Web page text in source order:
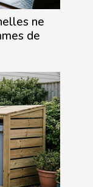
ne
de